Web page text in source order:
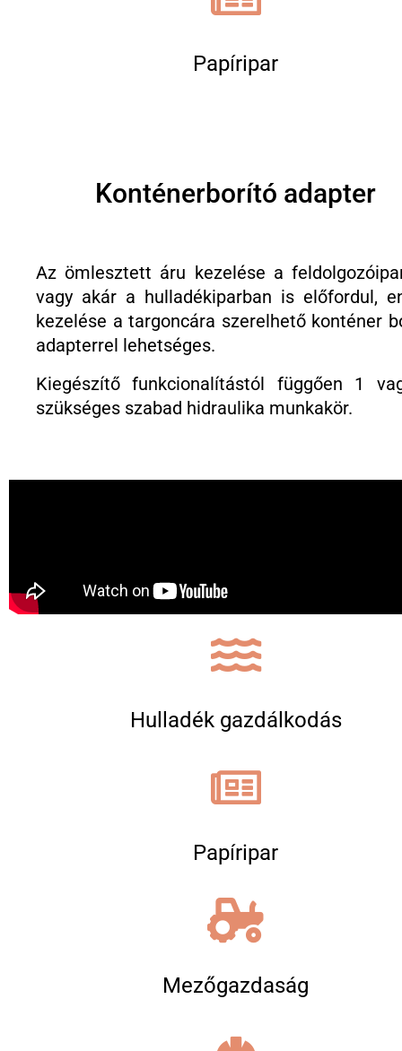
Papíripar
Konténerborító adapter
Az ömlesztett áru kezelése a
vagy akár a hulladékiparban is előfordul,
kezelése a targoncára szerelhető konténer
adapterrel lehetséges.
Kiegészítő funkcionalítástól függően 1
szükséges szabad hidraulika munkakör.
Hulladék gazdálkodás
Papíripar
Mezőgazdaság